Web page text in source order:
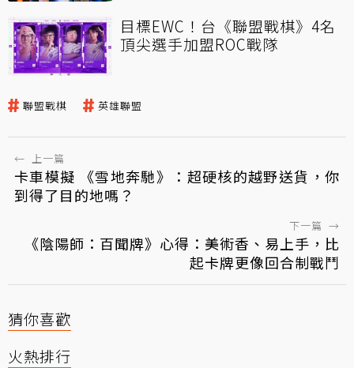
目標EWC！台《聯盟戰棋》4名
頂尖選手加盟ROC戰隊
聯盟戰棋 英雄聯盟
← 上一篇
卡車模擬 《雪地奔馳》：超硬核的越野送貨，你
到得了目的地嗎？
下一篇 →
《陰陽師：百聞牌》心得：美術香、易上手，比
起卡牌更像回合制戰鬥
猜你喜歡
火熱排行